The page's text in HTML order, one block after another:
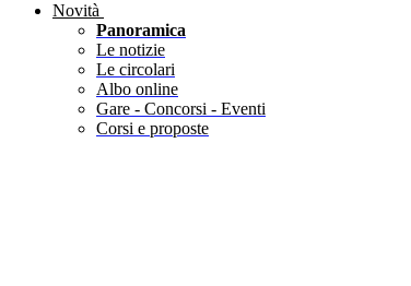
Novità
Panoramica
Le notizie
Le circolari
Albo online
Gare - Concorsi - Eventi
Corsi e proposte